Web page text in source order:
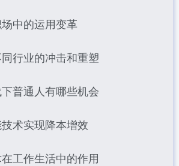
中的运用变革
行业的冲击和重塑
普通人有哪些机会
术实现降本增效
工作生活中的作用